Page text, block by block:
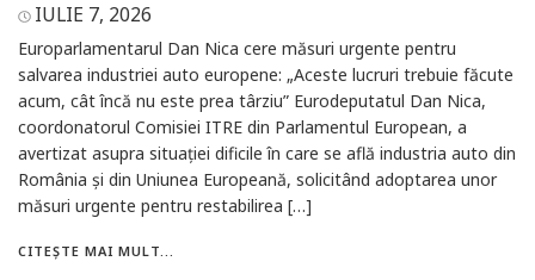
IULIE 7, 2026
Europarlamentarul Dan Nica cere măsuri urgente pentru
salvarea industriei auto europene: „Aceste lucruri trebuie făcute
acum, cât încă nu este prea târziu” Eurodeputatul Dan Nica,
coordonatorul Comisiei ITRE din Parlamentul European, a
avertizat asupra situației dificile în care se află industria auto din
România și din Uniunea Europeană, solicitând adoptarea unor
măsuri urgente pentru restabilirea […]
CITEȘTE MAI MULT...